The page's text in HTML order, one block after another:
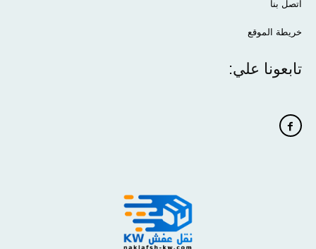
اتصل بنا
خريطة الموقع
تابعونا علي: